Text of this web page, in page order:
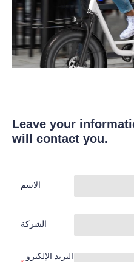
Leave your
will contact you.
الاسم
الشركة
البريد الإلكترو